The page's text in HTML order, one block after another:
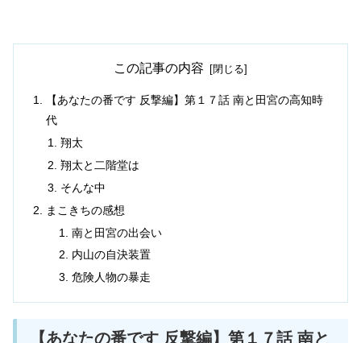
この記事の内容
【あなたの番です 反撃編】第１７話 南と田宮の高知時
代
翔太
翔太と二階堂は
そんな中
まこきちの感想
南と田宮の出会い
内山の自決装置
危険人物の暴走
【あなたの番です 反撃編】第１７話 南と